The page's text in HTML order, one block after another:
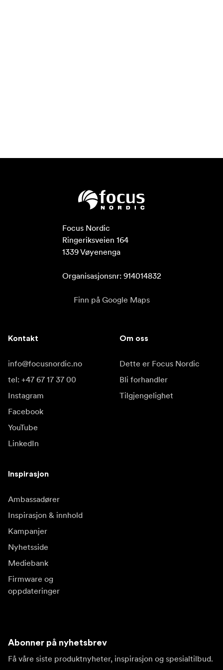
Focus Nordic
Ringeriksveien 164
1339 Vøyenenga
Organisasjonsnr: 914014832
Finn på Google Maps
Kontakt
info@focusnordic.no
tel: +47 67 17 37 00
Instagram
Facebook
YouTube
LinkedIn
Om oss
Dette er Focus Nordic
Bli forhandler
Tilgjengelighet
Inspirasjon
Ambassadører
Inspirasjon & innhold
Kampanjer
Nyhetsside
Mediebank
Firmware og
oppdateringer
Abonner på nyhetsbrev
Få våre siste produktnyheter, inspirasjon og spesialtilbud.